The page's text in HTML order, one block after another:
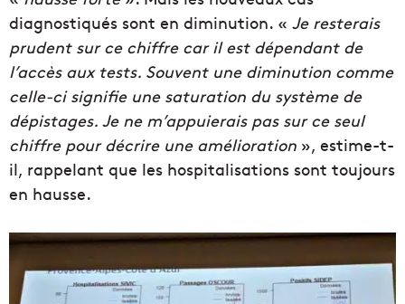
diagnostiqués sont en diminution. « Je resterais
prudent sur ce chiffre car il est dépendant de
l’accès aux tests. Souvent une diminution comme
celle-ci signifie une saturation du système de
dépistages. Je ne m’appuierais pas sur ce seul
chiffre pour décrire une amélioration », estime-t-
il, rappelant que les hospitalisations sont toujours
en hausse.